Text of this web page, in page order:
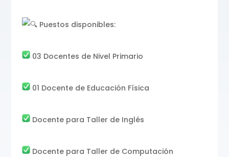
Puestos disponibles:
03 Docentes de Nivel Primario
01 Docente de Educación Física
Docente para Taller de Inglés
Docente para Taller de Computación